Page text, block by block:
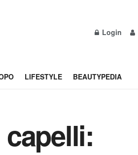
Login
LIFESTYLE BEAUTYPEDIA